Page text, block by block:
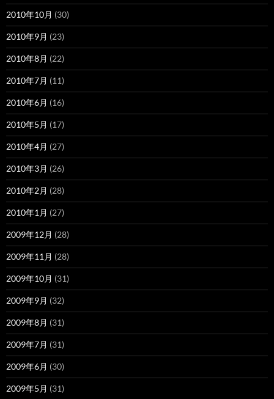
2010年10月 (30)
2010年9月 (23)
2010年8月 (22)
2010年7月 (11)
2010年6月 (16)
2010年5月 (17)
2010年4月 (27)
2010年3月 (26)
2010年2月 (28)
2010年1月 (27)
2009年12月 (28)
2009年11月 (28)
2009年10月 (31)
2009年9月 (32)
2009年8月 (31)
2009年7月 (31)
2009年6月 (30)
2009年5月 (31)